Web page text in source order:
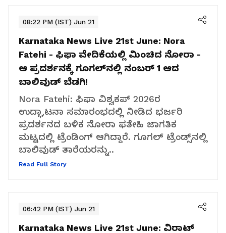
08:22 PM (IST) Jun 21
Karnataka News Live 21st June: Nora
Fatehi - ಫಿಫಾ ವೇದಿಕೆಯಲ್ಲಿ ಮಿಂಚಿದ ನೋರಾ -
ಆ ಪ್ರದರ್ಶನಕ್ಕೆ ಗೂಗಲ್‌ನಲ್ಲಿ ನಂಬರ್ 1 ಆದ
ಬಾಲಿವುಡ್ ಬೆಡಗಿ!
Nora Fatehi: ಫಿಫಾ ವಿಶ್ವಕಪ್ 2026ರ
ಉದ್ಘಾಟನಾ ಸಮಾರಂಭದಲ್ಲಿ ನೀಡಿದ ಭರ್ಜರಿ
ಪ್ರದರ್ಶನದ ಬಳಿಕ ನೋರಾ ಫತೇಹಿ ಜಾಗತಿಕ
ಮಟ್ಟದಲ್ಲಿ ಟ್ರೆಂಡಿಂಗ್ ಆಗಿದ್ದಾರೆ. ಗೂಗಲ್ ಟ್ರೆಂಡ್ಸ್‌ನಲ್ಲಿ
ಬಾಲಿವುಡ್ ತಾರೆಯರನ್ನು..
Read Full Story
06:42 PM (IST) Jun 21
Karnataka News Live 21st June: ವಿರಾಟ್‌